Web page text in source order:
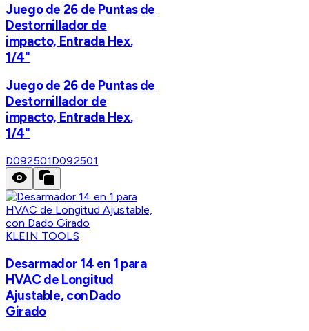
Juego de 26 de Puntas de
Destornillador de
impacto, Entrada Hex.
1/4"
Juego de 26 de Puntas de
Destornillador de
impacto, Entrada Hex.
1/4"
D092501D092501
KLEIN TOOLS
Desarmador 14 en 1 para
HVAC de Longitud
Ajustable, con Dado
Girado